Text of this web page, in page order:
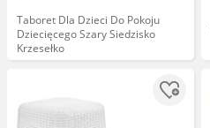
Taboret Dla Dzieci Do Pokoju
Dziecięcego Szary Siedzisko
Krzesełko